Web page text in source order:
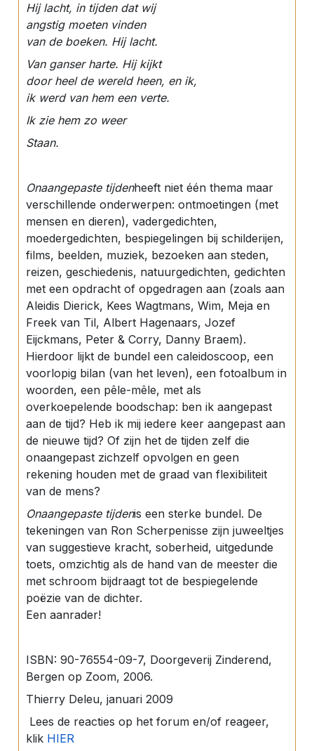
Hij lacht, in tijden dat wij
angstig moeten vinden
van de boeken. Hij lacht.
Van ganser harte. Hij kijkt
door heel de wereld heen, en ik,
ik werd van hem een verte.
Ik zie hem zo weer
Staan.
Onaangepaste tijdenheeft niet één thema maar
verschillende onderwerpen: ontmoetingen (met
mensen en dieren), vadergedichten,
moedergedichten, bespiegelingen bij schilderijen,
films, beelden, muziek, bezoeken aan steden,
reizen, geschiedenis, natuurgedichten, gedichten
met een opdracht of opgedragen aan (zoals aan
Aleidis Dierick, Kees Wagtmans, Wim, Meja en
Freek van Til, Albert Hagenaars, Jozef
Eijckmans, Peter & Corry, Danny Braem).
Hierdoor lijkt de bundel een caleidoscoop, een
voorlopig bilan (van het leven), een fotoalbum in
woorden, een pêle-mêle, met als
overkoepelende boodschap: ben ik aangepast
aan de tijd? Heb ik mij iedere keer aangepast aan
de nieuwe tijd? Of zijn het de tijden zelf die
onaangepast zichzelf opvolgen en geen
rekening houden met de graad van flexibiliteit
van de mens?
Onaangepaste tijdenis een sterke bundel. De
tekeningen van Ron Scherpenisse zijn juweeltjes
van suggestieve kracht, soberheid, uitgedunde
toets, omzichtig als de hand van de meester die
met schroom bijdraagt tot de bespiegelende
poëzie van de dichter.
Een aanrader!
ISBN: 90-76554-09-7, Doorgeverij Zinderend,
Bergen op Zoom, 2006.
Thierry Deleu, januari 2009
Lees de reacties op het forum en/of reageer,
klik HIER